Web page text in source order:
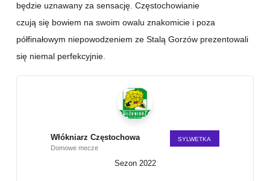
będzie uznawany za sensację. Częstochowianie
czują się bowiem na swoim owalu znakomicie i poza
półfinałowym niepowodzeniem ze Stalą Gorzów prezentowali
się niemal perfekcyjnie.
Włókniarz Częstochowa
Domowe mecze
SYLWETKA
Sezon 2022